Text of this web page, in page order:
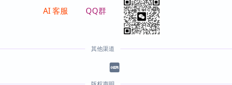
AI 客服 QQ群
其他渠道